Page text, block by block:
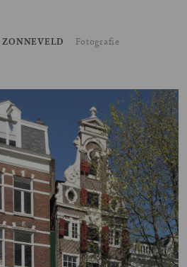
ZONNEVELD
Fotografie